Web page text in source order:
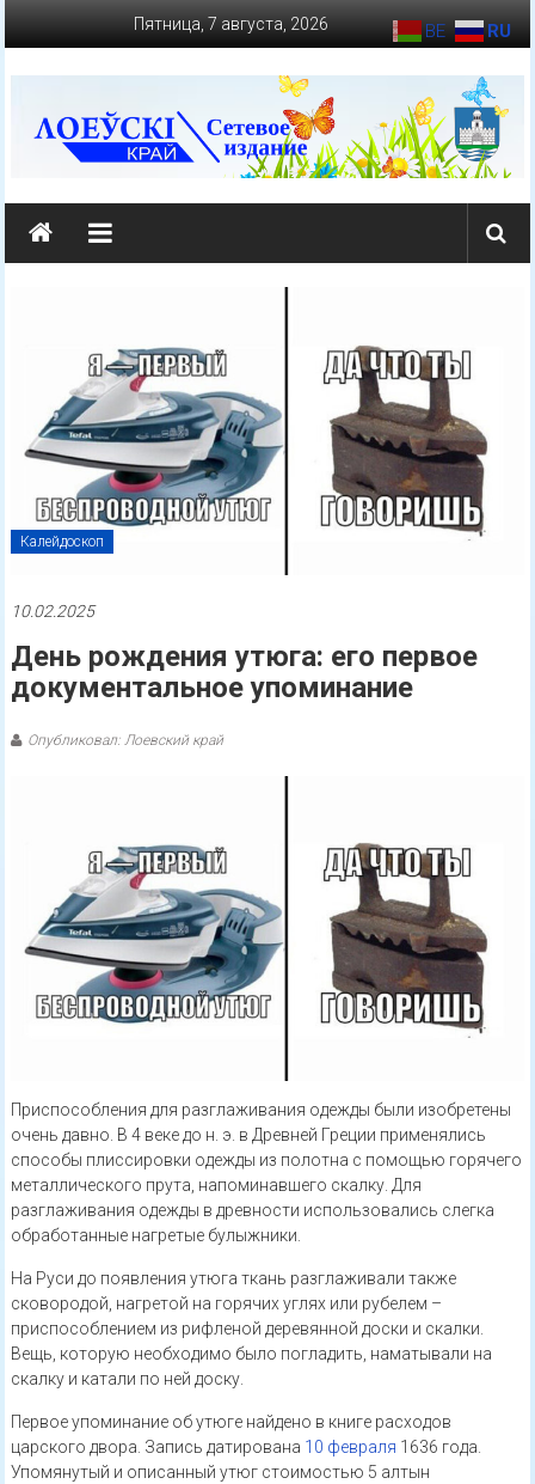
Пятница, 7 августа, 2026
loevkraj.by
Еженедельная
Калейдоскоп
10.02.2025
День рождения утюга: его первое
документальное упоминание
Опубликовал: Лоевский край
Приспособления для разглаживания одежды были изобретены
очень давно. В 4 веке до н. э. в Древней Греции применялись
способы плиссировки одежды из полотна с помощью горячего
металлического прута, напоминавшего скалку. Для
разглаживания одежды в древности использовались слегка
обработанные нагретые булыжники.
На Руси до появления утюга ткань разглаживали также
сковородой, нагретой на горячих углях или рубелем –
приспособлением из рифленой деревянной доски и скалки.
Вещь, которую необходимо было погладить, наматывали на
скалку и катали по ней доску.
Первое упоминание об утюге найдено в книге расходов
царского двора. Запись датирована 10 февраля 1636 года.
Упомянутый и описанный утюг стоимостью 5 алтын
BE RU